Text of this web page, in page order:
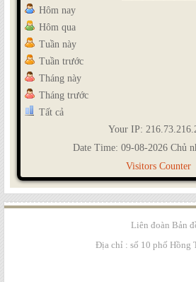
Hôm nay
Hôm qua
Tuần này
Tuần trước
Tháng này
Tháng trước
Tất cả
Your IP:
Date Time: 09-08-2026 Chủ
Visitors Counter
Liên đoàn Bản
Địa chỉ : số 10 phố Hồng